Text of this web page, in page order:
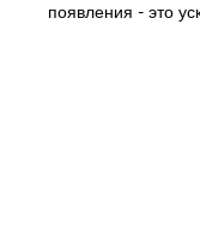
появления - это